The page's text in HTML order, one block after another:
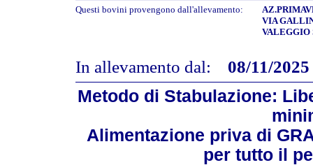
Questi bovini provengono dall'allevamento:
VIA
VALEGGIO
In allevamento dal:
08/11/2025
Metodo di Stabulazione:
Alimentazione priva di
per tutto il